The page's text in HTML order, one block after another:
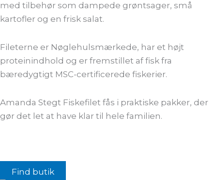
med tilbehør som dampede grøntsager, små
kartofler og en frisk salat.
Fileterne er Nøglehulsmærkede, har et højt
proteinindhold og er fremstillet af fisk fra
bæredygtigt MSC-certificerede fiskerier.
Amanda Stegt Fiskefilet fås i praktiske pakker, der
gør det let at have klar til hele familien.
Find butik